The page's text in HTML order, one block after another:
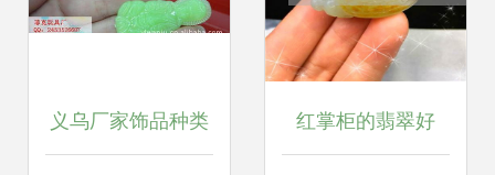
义乌厂家饰品种类 红掌柜的翡翠好